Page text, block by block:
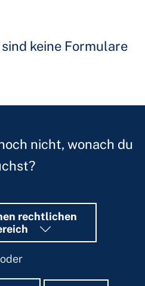
keine Formulare
nicht, wonach du
rechtlichen
oder